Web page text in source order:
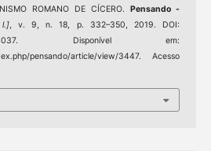
ROMANO DE CÍCERO.Pensando -
, v. 9, n. 18, p. 332–350, 2019. DOI:
Disponível em:
pensando/article/view/3447. Acesso